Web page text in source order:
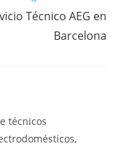
Técnico AEG en
Barcelona
técnicos